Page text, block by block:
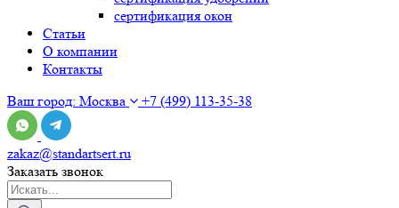
сертификация окон
Статьи
О компании
Контакты
Ваш город: Москва +7 (499) 113-35-38
zakaz@standartsert.ru
Заказать звонок